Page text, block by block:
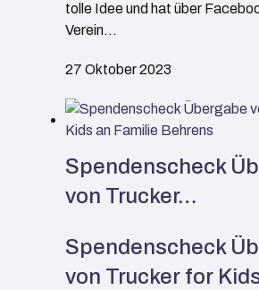
tolle Idee und hat über
Verein…
27 Oktober 2023
Spendenscheck
von Trucker…
Spendenscheck
von Trucker for